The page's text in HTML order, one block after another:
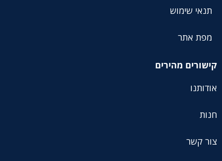
תנאי שימוש
מפת אתר
קישורים מהירים
אודותנו
חנות
צור קשר